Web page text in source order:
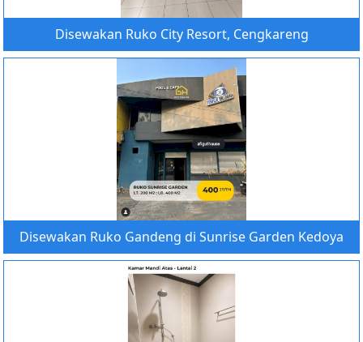
Disewakan Ruko City Resort, Cengkareng
Disewakan Ruko Gandeng di Sunrise Garden Kedoya